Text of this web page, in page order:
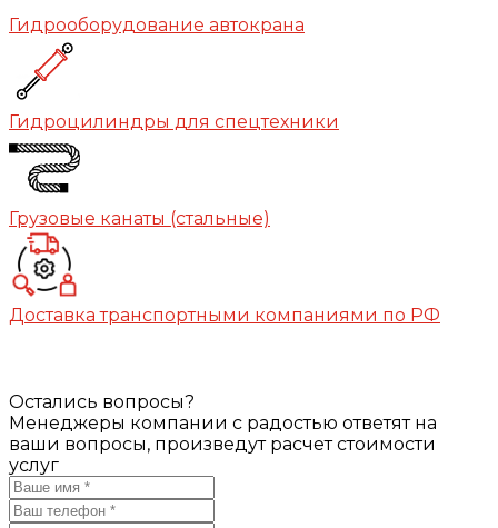
Гидрооборудование автокрана
Гидроцилиндры для спецтехники
Грузовые канаты (стальные)
Доставка транспортными компаниями по РФ
Остались вопросы?
Менеджеры компании с радостью ответят на
ваши вопросы, произведут расчет стоимости
услуг